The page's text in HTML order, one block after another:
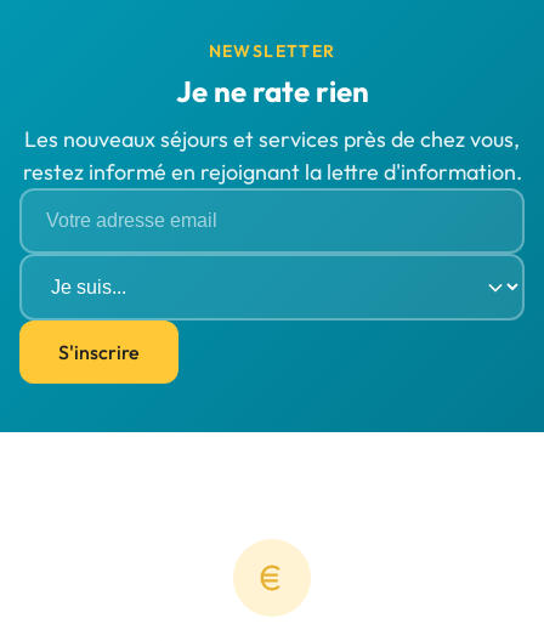
NEWSLETTER
Je ne rate rien
Les nouveaux séjours et services près de chez vous,
restez informé en rejoignant la lettre d'information.
S'inscrire